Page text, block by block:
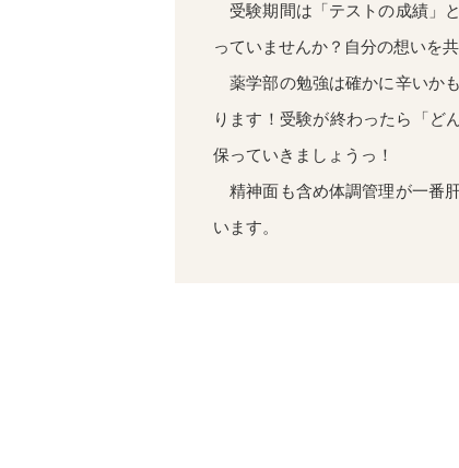
受験期間は「テストの成績」
っていませんか？自分の想いを
薬学部の勉強は確かに辛いか
ります！受験が終わったら「ど
保っていきましょうっ！
精神面も含め体調管理が一番
います。